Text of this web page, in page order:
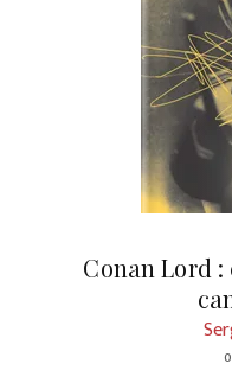
Conan Lord :